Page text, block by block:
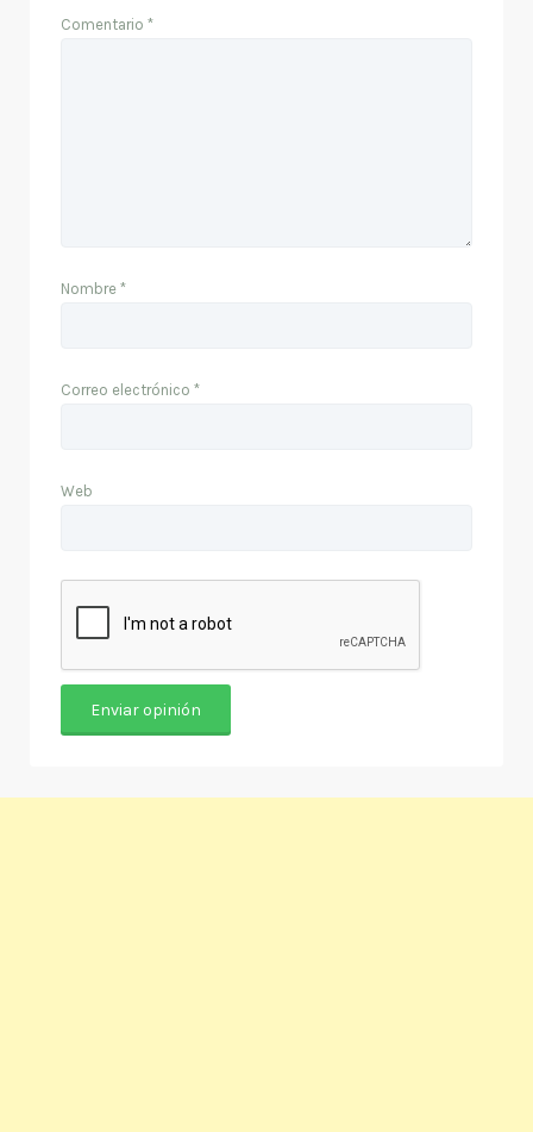
Comentario *
Nombre *
Correo electrónico *
Web